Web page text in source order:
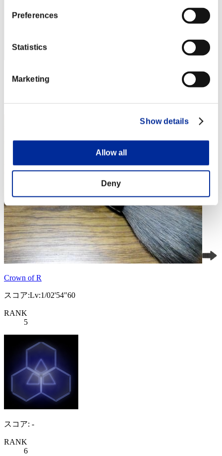
Preferences
Statistics
Marketing
Show details
Allow all
Deny
スコア: -
4
Crown of R
スコア:Lv:1/02'54"60
RANK
5
スコア: -
RANK
6